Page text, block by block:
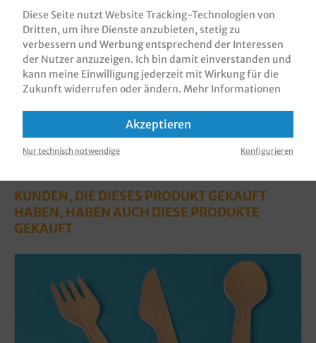
weiß, rund, verschiedene Größen un…
Mehr
Bewertungen
Informationen zur Produktsicherheit
KUNDEN, DIE DIESES PRODUKT GEKAUFT
HABEN, HABEN AUCH DIESE PRODUKTE
GEKAUFT
Diese Seite nutzt Website Tracking-Technologien von
Dritten, um ihre Dienste anzubieten, stetig zu
verbessern und Werbung entsprechend der Interessen
der Nutzer anzuzeigen. Ich bin damit einverstanden und
kann meine Einwilligung jederzeit mit Wirkung für die
Zukunft widerrufen oder ändern. Mehr Informationen
Akzeptieren
Nur technisch notwendige Konfigurieren